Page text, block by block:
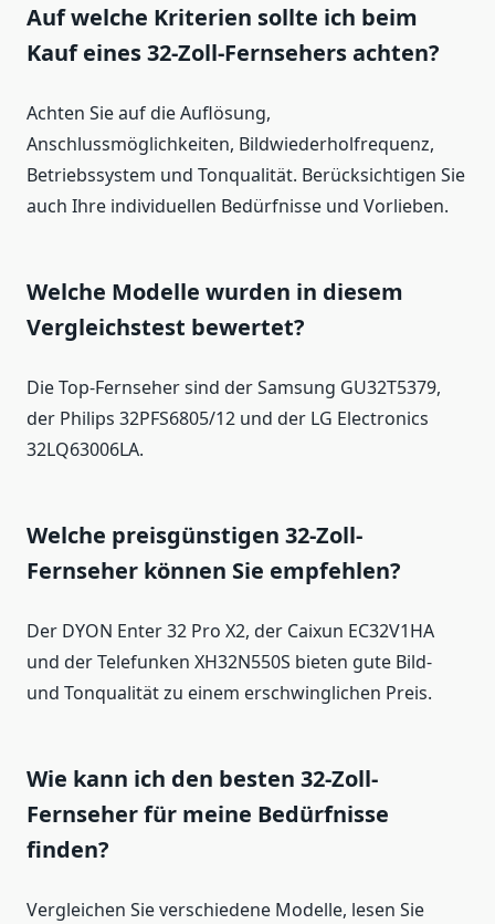
Auf welche Kriterien sollte ich beim
Kauf eines 32-Zoll-Fernsehers achten?
Achten Sie auf die Auflösung,
Anschlussmöglichkeiten, Bildwiederholfrequenz,
Betriebssystem und Tonqualität. Berücksichtigen Sie
auch Ihre individuellen Bedürfnisse und Vorlieben.
Welche Modelle wurden in diesem
Vergleichstest bewertet?
Die Top-Fernseher sind der Samsung GU32T5379,
der Philips 32PFS6805/12 und der LG Electronics
32LQ63006LA.
Welche preisgünstigen 32-Zoll-
Fernseher können Sie empfehlen?
Der DYON Enter 32 Pro X2, der Caixun EC32V1HA
und der Telefunken XH32N550S bieten gute Bild-
und Tonqualität zu einem erschwinglichen Preis.
Wie kann ich den besten 32-Zoll-
Fernseher für meine Bedürfnisse
finden?
Vergleichen Sie verschiedene Modelle, lesen Sie